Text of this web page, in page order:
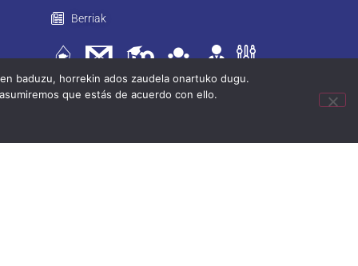
Berriak
baduzu, horrekin ados zaudela onartuko dugu.
que estás de acuerdo con ello.